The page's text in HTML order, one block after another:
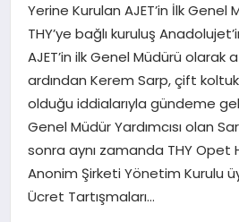
EKONOMI
MAGAZIN
Yerine Kurulan AJET’in İlk Genel
THY’ye bağlı kuruluş
AJET’in ilk Genel Müdürü olarak
ardından Kerem Sarp, çift
olduğu iddialarıyla gündeme
Genel Müdür Yardımcısı olan
sonra aynı zamanda THY Opet
Anonim Şirketi Yönetim Kurulu
Ücret Tartışmaları…